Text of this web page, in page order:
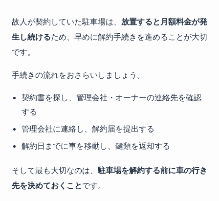
故人が契約していた駐車場は、 放置すると月額料金が発
生し続けるため、早めに解約手続きを進めることが大切
です。
手続きの流れをおさらいしましょう。
契約書を探し、管理会社・オーナーの連絡先を確認
する
管理会社に連絡し、解約届を提出する
解約日までに車を移動し、鍵類を返却する
そして最も大切なのは、駐車場を解約する前に車の行き
先を決めておくことです。